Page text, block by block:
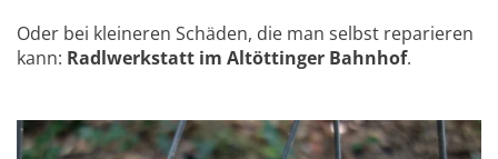
Oder bei kleineren Schäden, die man selbst reparieren
kann: Radlwerkstatt im Altöttinger Bahnhof.